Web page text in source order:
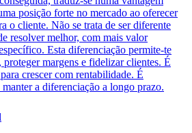
posição forte no mercado ao oferecer
o cliente. Não se trata de ser diferente
resolver melhor, com mais valor
Esta diferenciação permite-te
margens e fidelizar clientes. É
crescer com rentabilidade. É
a diferenciação a longo prazo.